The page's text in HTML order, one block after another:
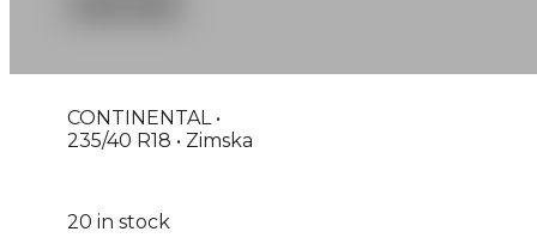
CONTINENTAL •
235/40 R18 • Zimska
20 in stock